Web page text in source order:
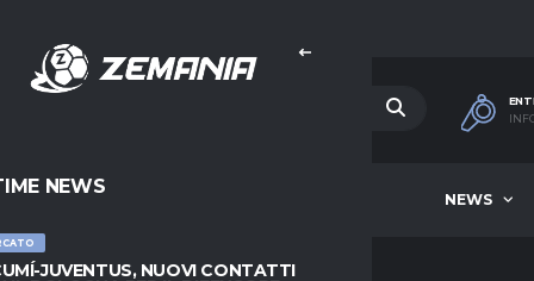
NEWS
NEWS
JUVENTUS, NUOVI CONTATTI